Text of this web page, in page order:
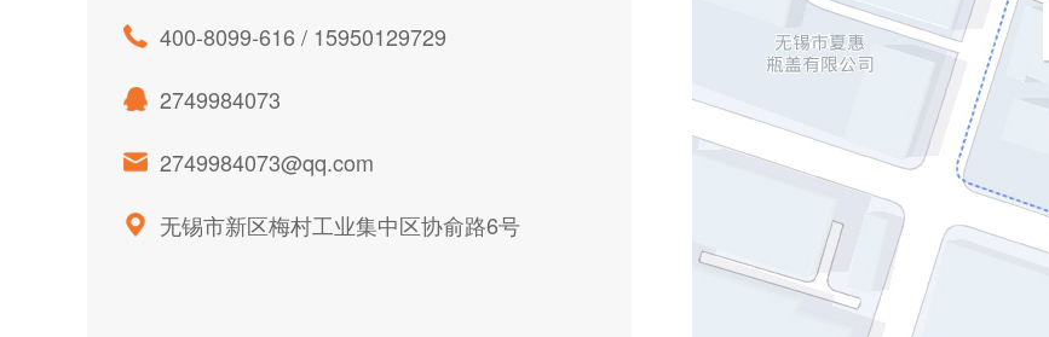
400-8099-616 / 15950129729
2749984073
2749984073@qq.com
无锡市新区梅村工业集中区协俞路6号